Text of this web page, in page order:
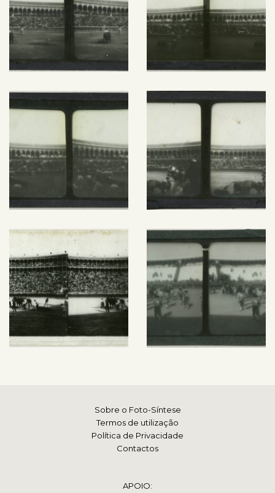
Sobre o Foto-Síntese
Termos de utilização
Política de Privacidade
Contactos
APOIO: